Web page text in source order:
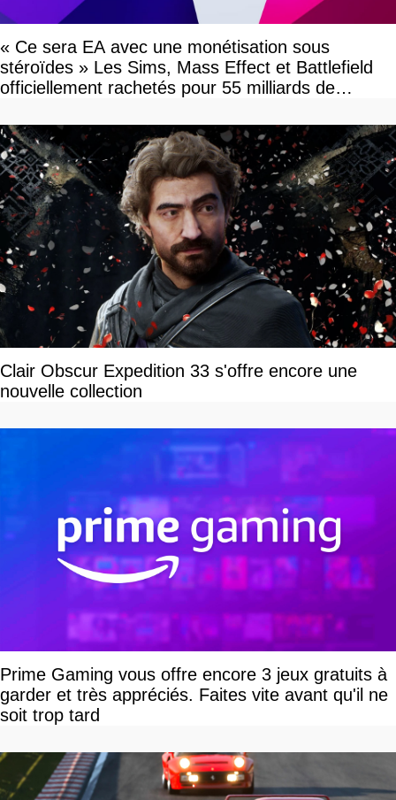
« Ce sera EA avec une monétisation sous
stéroïdes » Les Sims, Mass Effect et Battlefield
officiellement rachetés pour 55 milliards de
Clair Obscur Expedition 33 s'offre encore une
nouvelle collection
Prime Gaming vous offre encore 3 jeux gratuits à
garder et très appréciés. Faites vite avant qu'il ne
soit trop tard